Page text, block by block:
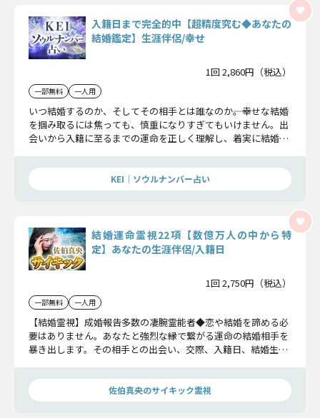
入籍日まで完全的中【超精度究む◆あなたの
結婚鑑定】生涯伴侶/幸せ
1回 2,860円（税込）
一部無料 一人用
いつ結婚するのか、そしてその相手とは誰なのか――。幸せな結婚
を掴み取るには焦っても、慎重になりすぎてもいけません。出
会いから入籍に至るまでの運命を正しく理解し、着実に結婚を
KEI｜ソウルナンバー占い
結婚運命霊視22項【数億万人の中から特
定】あなたの生涯伴侶/入籍日
1回 2,750円（税込）
一部無料 一人用
【結婚霊視】成婚報告多数の凄腕霊能者◆恋や結婚を諦める必
要はありません。あなたと強烈な縁で繋がる運命の結婚相手を
暴き出します。その相手との出会い、交際、入籍日、結婚生活
佐伯真央のサイキック霊視